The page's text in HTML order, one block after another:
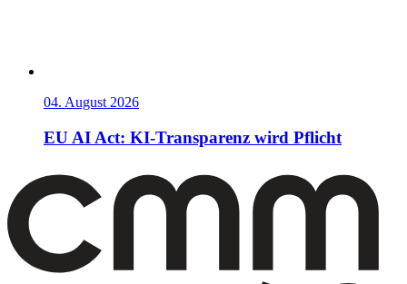
04. August 2026
EU AI Act: KI-Transparenz wird Pflicht